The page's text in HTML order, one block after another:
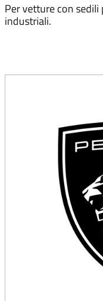
Per vetture con
industriali.